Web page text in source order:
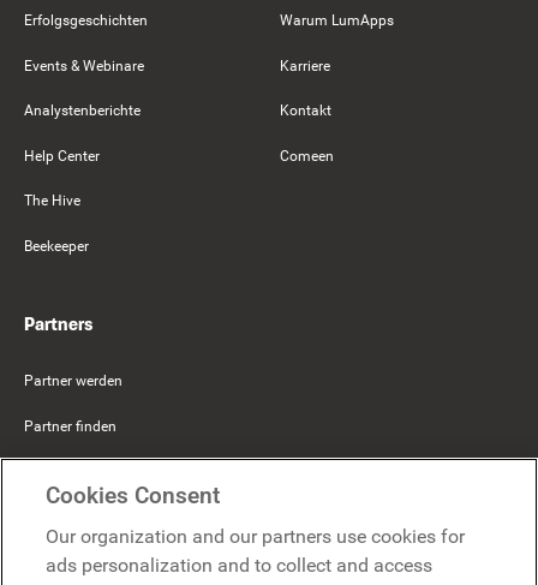
Erfolgsgeschichten
Events & Webinare
Analystenberichte
Help Center
The Hive
Beekeeper
Warum LumApps
Karriere
Kontakt
Comeen
Partners
Partner werden
Partner finden
Microsoft
Cookies Consent
Our organization and our partners use cookies for
ads personalization and to collect and access